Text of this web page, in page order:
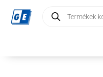
search